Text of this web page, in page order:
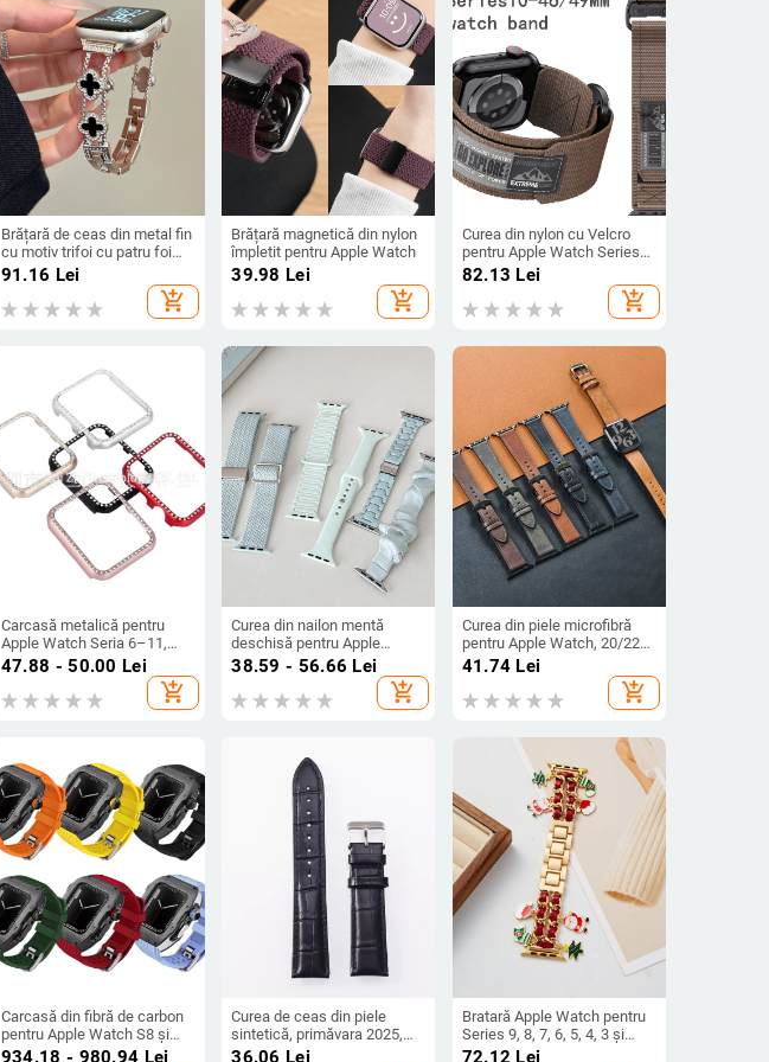
Brățară de ceas din metal fin
cu motiv trifoi cu patru foi
pentru Apple Watch Seria 6–
91.16 Lei
add_shopping_cart
Brățară magnetică din nylon
împletit pentru Apple Watch
39.98 Lei
add_shopping_cart
Curea din nylon cu Velcro
pentru Apple Watch Series
10 — Ultra tactic
82.13 Lei
add_shopping_cart
Carcasă metalică pentru
Apple Watch Seria 6–11,
cadru încrustat cu diamante
47.88 - 50.00 Lei
add_shopping_cart
Curea din nailon mentă
deschisă pentru Apple
Watch Seria 8/9
38.59 - 56.66 Lei
add_shopping_cart
Curea din piele microfibră
pentru Apple Watch, 20/22
mm, compatibilă cu Apple
41.74 Lei
add_shopping_cart
Carcasă din fibră de carbon
pentru Apple Watch S8 și
SE2 44 mm – husă
934.18 - 980.94 Lei
Curea de ceas din piele
sintetică, primăvara 2025,
stil personal, trend al stilului
36.06 Lei
Bratară Apple Watch pentru
Series 9, 8, 7, 6, 5, 4, 3 și
Ultra
72.12 Lei